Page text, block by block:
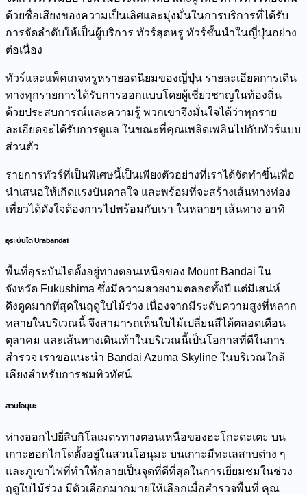
ด้วยชื่อเสียงของความเป็นเลิศและมุ่งมั่นในการบริการที่ได้รับ
การจัดลำดับให้เป็นผู้บริการ ทัวร์สุดหรู ทัวร์ชั้นนำในญี่ปุ่นอย่าง
ต่อเนื่อง
ทัวร์และแพ็คเกจหรูหรายอดนิยมของญี่ปุ่น รายละเอียดการเดิน
ทางทุกรายการได้รับการออกแบบโดยผู้เชี่ยวชาญในท้องถิ่น
ด้วยประสบการณ์และความรู้ พวกเขาจึงมั่นใจได้ว่าทุกราย
ละเอียดจะได้รับการดูแล ในขณะที่คุณเพลิดเพลินไปกับทัวร์แบบ
ส่วนตัว
รายการทัวร์ที่เป็นพิเศษนี้เป็นเพียงตัวอย่างที่เราได้จัดทำขึ้นเพื่อ
นำเสนอให้เกิดแรงบันดาลใจ และพร้อมที่จะสร้างเส้นทางท่อง
เที่ยวได้ดังใจต้องการไปพร้อมกับเรา ในหลายๆ เส้นทาง อาทิ
อุระบันได Urabandai
พื้นที่อุระบันไดตั้งอยู่ทางตอนเหนือของ Mount Bandai ใน
จังหวัด Fukushima ซึ่งมีความสวยงามตลอดทั้งปี แต่มีเสน่ห์
ดึงดูดมากที่สุดในฤดูใบไม้ร่วง เนื่องจากมีระดับความสูงที่หลาก
หลายในบริเวณนี้ จึงสามารถเห็นใบไม้เปลี่ยนสีได้ตลอดเดือน
ตุลาคม และเส้นทางเดินเท้าในบริเวณนี้เป็นโอกาสที่ดีในการ
สำรวจ เราขอแนะนำ Bandai Azuma Skyline ในบริเวณใกล้
เคียงสำหรับการชมทิวทัศน์
สวนโอนุมะ
ห่างออกไปยี่สิบกิโลเมตรทางตอนเหนือของฮะโกะดะเตะ บน
เกาะฮอกไกโดตั้งอยู่ในสวนโอนุมะ บนเกาะมีทะเลสาบต่าง ๆ
และภูเขาไฟที่ทำให้กลายเป็นจุดที่ดีที่สุดในการเยี่ยมชมในช่วง
ฤดูใบไม้ร่วง มีตัวเลือกมากมายให้เลือกเมื่อสำรวจพื้นที่ คุณ